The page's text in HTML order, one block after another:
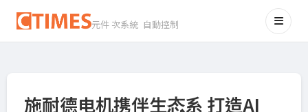
元件 次系統 自動控制
施耐德电机携伴生态系 打造AI